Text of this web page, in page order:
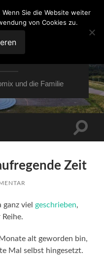
ÜBER
NACH
und die Familie
Zeit
ganz viel geschrieben,
alt geworden bin,
Mal selbst hingesetzt.
Sie die Website weiter
von Cookies zu.